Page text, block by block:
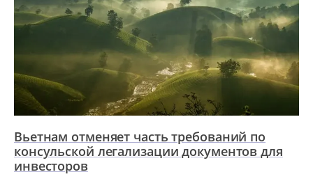
Вьетнам отменяет часть требований по
консульской легализации документов для
инвесторов